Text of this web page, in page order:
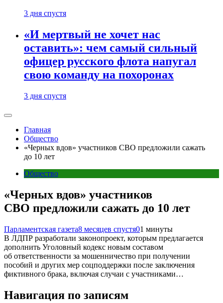
3 дня спустя
«И мертвый не хочет нас
оставить»: чем самый сильный
офицер русского флота напугал
свою команду на похоронах
3 дня спустя
Главная
Общество
«Черных вдов» участников СВО предложили сажать
до 10 лет
Общество
«Черных вдов» участников
СВО предложили сажать до 10 лет
Парламентская газета8 месяцев спустя01 минуты
В ЛДПР разработали законопроект, которым предлагается
дополнить Уголовный кодекс новым составом
об ответственности за мошенничество при получении
пособий и других мер соцподдержки после заключения
фиктивного брака, включая случаи с участниками…
Навигация по записям